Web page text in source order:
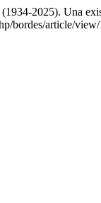
2025). Una
bordes/article/